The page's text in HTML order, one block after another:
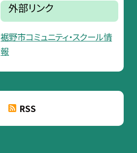
外部リンク
裾野市コミュニティ・スクール情
報
RSS